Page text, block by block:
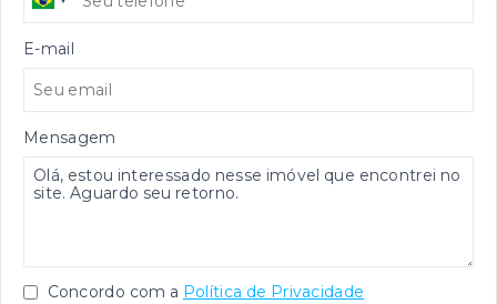
E-mail
Mensagem
Concordo com a Política de Privacidade